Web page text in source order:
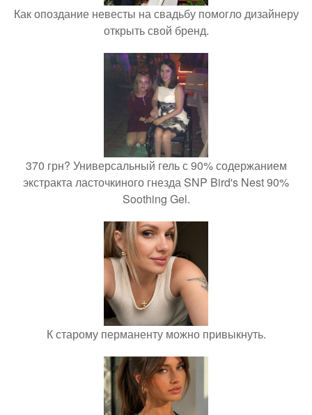
Как опоздание невесты на свадьбу помогло дизайнеру
открыть свой бренд.
370 грн? Универсальный гель с 90% содержанием
экстракта ласточкиного гнезда SNP Bird's Nest 90%
Soothing Gel.
К старому перманенту можно привыкнуть.